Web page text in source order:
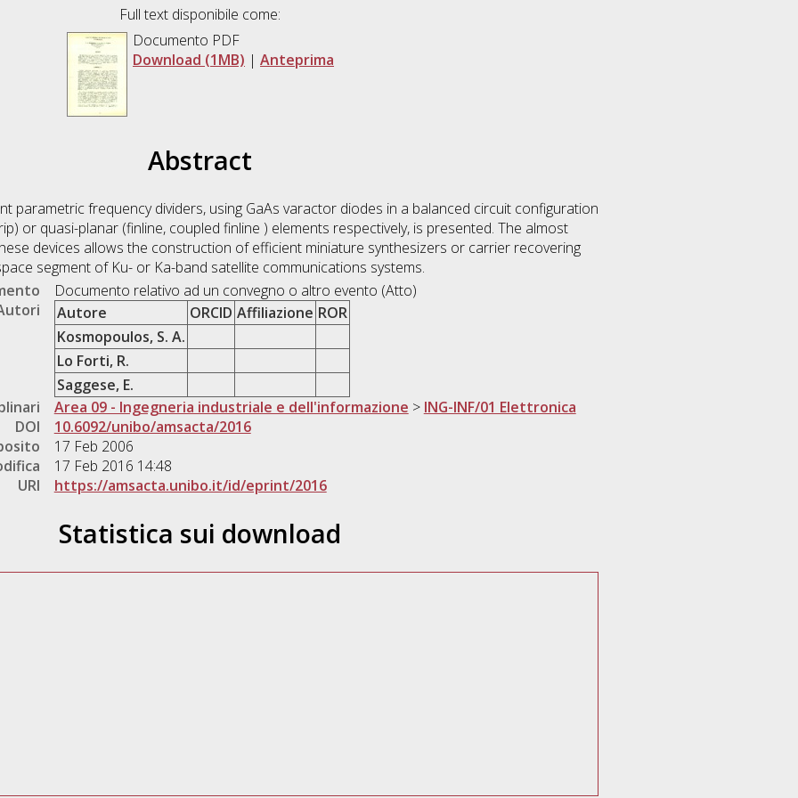
Full text disponibile come:
Documento PDF
Download (1MB) | Anteprima
Abstract
parametric frequency dividers, using GaAs varactor diodes in a balanced circuit configuration
or quasi-planar (finline, coupled finline ) elements respectively, is presented. The almost
devices allows the construction of efficient miniature synthesizers or carrier recovering
segment of Ku- or Ka-band satellite communications systems.
Documento relativo ad un convegno o altro evento (Atto)
Autore ORCID Affiliazione ROR
Kosmopoulos, S. A.
Lo Forti, R.
Saggese, E.
Area 09 - Ingegneria industriale e dell'informazione > ING-INF/01 Elettronica
DOI
10.6092/unibo/amsacta/2016
17 Feb 2006
17 Feb 2016 14:48
URI
https://amsacta.unibo.it/id/eprint/2016
Statistica sui download